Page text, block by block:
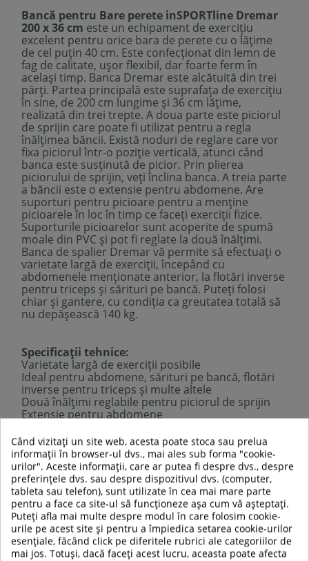
Bancă pentru Bare perete inSPORTline Dremar
200 x 36 cm este un echipament de exercițiu
excelent pentru orice bara de perete cu o lățime
de cel puțin 40 cm. Este confecționat din lemn de
fag de calitate, ușor flexibil, dar foarte ferm în
același timp. Banca Dremar este alcătuită din trei
părți. Partea principală este suprafața de exercițiu
în sine, de 200 cm lungime și 36 cm lățime,
realizată din trei trepte. A doua parte este piciorul
de sprijin care poate fi utilizat pentru a regla
înălțimea băncii. Există noduri de reglare care vor
fixa piciorul într-o poziție verticală, atunci când
banca este susținută de picior. Prin plierea
piciorului de sprijin, veți înclina banca. A treia parte
a băncii este o extensie pentru abdomene. Are
suporturi pentru picioare pentru a menține
picioarele în loc în timp ce faceți exerciții fizice.
Suporturile picioarelor sunt acoperite de spumă
moale din PVC și pot fi reglate la două înălțimi.
Banca de spalier Dremar vă permite să efectuați o
varietate largă de exerciții, începând cu
abdomenele menționate anterior, la flotări inverse
pentru triceps și sărituri pe bancă. Puteți folosi
chiar și gantere, cu condiția ca greutatea totală să
nu depășească 140 kg.
Specificații tehnice:
Varietate largă de exerciții posibile
Ideal pentru abdomene, sărituri pe bancă, flotări
inverse pentru triceps și multe altele
Două înălțimi reglabile pentru piciorul de sprijin
Extensie pentru abdomene
Manevrare ușoară
Material: lemn de fag natural, spumă din PVC
(suporturi pentru picioare)
Dimensiuni: 200 (lungimea băncii) x 36 (lățimea
băncii) x 3 cm (distanță de treaptă)
Înălțimea maximă a picioarelor de sprijin:50 cm
Înălțimea adaptorului de abdomene:32 cm
Greutate limită:140 kg
Când vizitați un site web, acesta poate stoca sau prelua
informații în browser-ul dvs., mai ales sub forma "cookie-
urilor". Aceste informații, care ar putea fi despre dvs., despre
preferințele dvs. sau despre dispozitivul dvs. (computer,
tableta sau telefon), sunt utilizate în cea mai mare parte
pentru a face ca site-ul să funcționeze așa cum vă așteptați.
Puteți afla mai multe despre modul în care folosim cookie-
urile pe acest site și pentru a împiedica setarea cookie-urilor
esențiale, făcând click pe diferitele rubrici ale categoriilor de
mai jos. Totuși, dacă faceți acest lucru, aceasta poate afecta